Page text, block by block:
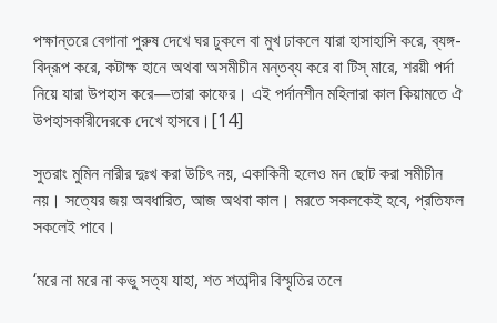
পক্ষান্তরে বেগানা পুরুষ দেখে ঘর ঢুকলে বা মুখ ঢাকলে যারা হাসাহাসি করে, ব্যঙ্গ-
বিদ্রূপ করে, কটাক্ষ হানে অথবা অসমীচীন মন্তব্য করে বা টিস্ মারে, শরয়ী পর্দা
নিয়ে যারা উপহাস করে—তারা কাফের। এই পর্দানশীন মহিলারা কাল কিয়ামতে ঐ
উপহাসকারীদেরকে দেখে হাসবে।[14]
সুতরাং মুমিন নারীর দুঃখ করা উচিৎ নয়, একাকিনী হলেও মন ছোট করা সমীচীন
নয়। সত্যের জয় অবধারিত, আজ অথবা কাল। মরতে সকলকেই হবে, প্রতিফল
সকলেই পাবে।
‘মরে না মরে না কভু সত্য যাহা, শত শতাব্দীর বিস্মৃতির তলে